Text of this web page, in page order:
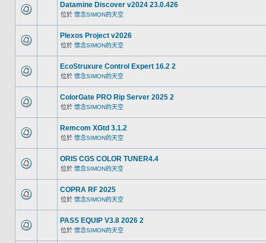
Datamine Discover v2024 23.0.426
位於 懷念SIMON的天空
Plexos Project v2026
位於 懷念SIMON的天空
EcoStruxure Control Expert 16.2 2
位於 懷念SIMON的天空
ColorGate PRO Rip Server 2025 2
位於 懷念SIMON的天空
Remcom XGtd 3.1.2
位於 懷念SIMON的天空
ORIS CGS COLOR TUNER4.4
位於 懷念SIMON的天空
COPRA RF 2025
位於 懷念SIMON的天空
PASS EQUIP V3.8 2026 2
位於 懷念SIMON的天空